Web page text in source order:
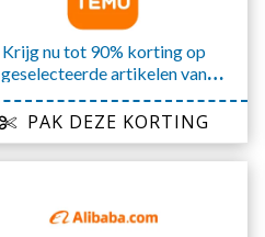
Krijg nu tot 90% korting op
geselecteerde artikelen van
TEMU
PAK DEZE KORTING